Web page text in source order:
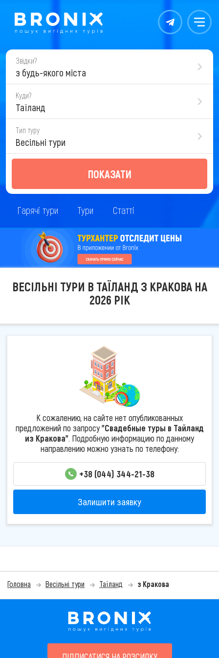
Контакты Меню
Звідки?
з будь-якого міста
Куди?
Таїланд
Тип туру
Весільні тури
ПОКАЗАТИ
Гарячі тури Тури Статті
ВЕСІЛЬНІ ТУРИ В ТАЇЛАНД З КРАКОВА НА
2026 РІК
К сожалению, на сайте нет опубликованных
предложений по запросу"Свадебные туры в Тайланд
из Кракова". Подробную информацию по данному
направлению можно узнать по телефону:
+38 (044) 344-21-38
Залишити заявку
Головна Весільні тури Таїланд з Кракова